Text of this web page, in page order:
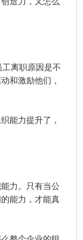
离职原因是不
和激励他们，
能力提升了，
力。只有当公
能力，才能真